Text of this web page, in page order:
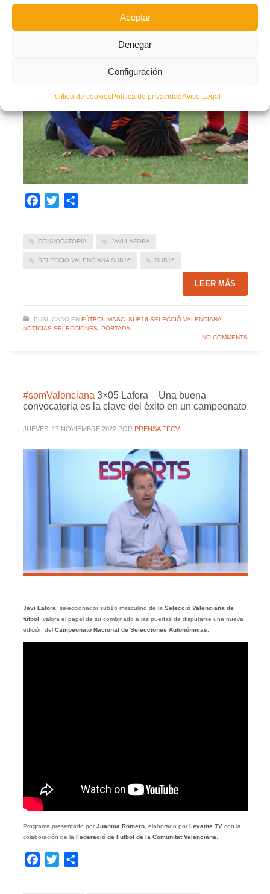
Aceptar
Denegar
Configuración
Política de cookiesPolítica de privacidadAviso Legal
de penalti(0-1).
Facebook
Twitter
CONVOCATORIA JAVI LAFORA
SELECCIÓ VALENCIANA SUB16 SUB16
LEER MÁS
PUBLICADO EN FÚTBOL MASC. SUB16 SELECCIÓ VALENCIANA
NOTICIAS SELECCIONES, PORTADA
NO COMMENTS
#somValenciana 3×05 Lafora – Una buena
convocatoria es la clave del éxito en un campeonato
JUEVES, 17 NOVIEMBRE 2022 POR PRENSA FFCV
Javi Lafora, seleccionador sub16 masculino de laSelecció Valenciana de
fútbol, valora el papel de su combinado a las puertas de disputarse una nueva
edición del Campeonato Nacional de Selecciones Autonómicas.
Programa presentado porJuanma Romero, elaborado porLevante TV con la
colaboración de laFederació de Futbol de la Comunitat Valenciana.
Facebook
Twitter